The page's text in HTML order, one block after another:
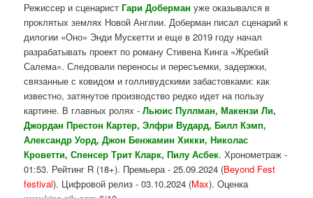
Режиссер и сценаристГари Доберман уже оказывался в
проклятых землях Новой Англии. Доберман писал сценарий к
дилогии «Оно» Энди Мускетти и еще в 2019 году начал
разрабатывать проект по роману Стивена Кинга «Жребий
Салема». Следовали переносы и пересъемки, задержки,
связанные с ковидом и голливудскими забастовками: как
известно, затянутое производство редко идет на пользу
картине. В главных ролях -Льюис Пуллман, Макензи Ли,
Джордан Престон Картер, Элфри Вудард, Билл Кэмп,
Александр Уорд, Джон Бенжамин Хикки, Николас
Кроветти, Спенсер Трит Кларк, Пилу Асбек. Хронометраж -
01:53. Рейтинг R (18+). Премьера - 25.09.2024 (Beyond Fest
festival). Цифровой релиз - 03.10.2024 (Max). Оценка